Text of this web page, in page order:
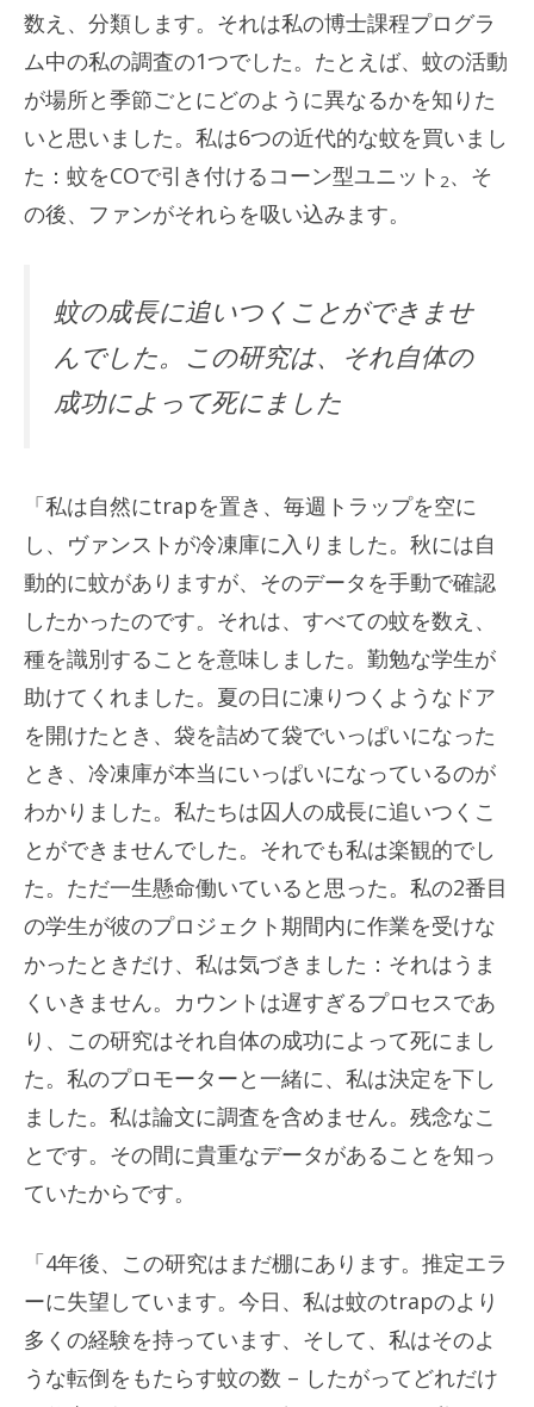
数え、分類します。それは私の博士課程プログラ
ム中の私の調査の1つでした。たとえば、蚊の活動
が場所と季節ごとにどのように異なるかを知りた
いと思いました。私は6つの近代的な蚊を買いまし
た：蚊をCOで引き付けるコーン型ユニット 2、そ
の後、ファンがそれらを吸い込みます。
蚊の成長に追いつくことができませ
んでした。この研究は、それ自体の
成功によって死にました
「私は自然にtrapを置き、毎週トラップを空に
し、ヴァンストが冷凍庫に入りました。秋には自
動的に蚊がありますが、そのデータを手動で確認
したかったのです。それは、すべての蚊を数え、
種を識別することを意味しました。勤勉な学生が
助けてくれました。夏の日に凍りつくようなドア
を開けたとき、袋を詰めて袋でいっぱいになった
とき、冷凍庫が本当にいっぱいになっているのが
わかりました。私たちは囚人の成長に追いつくこ
とができませんでした。それでも私は楽観的でし
た。ただ一生懸命働いていると思った。私の2番目
の学生が彼のプロジェクト期間内に作業を受けな
かったときだけ、私は気づきました：それはうま
くいきません。カウントは遅すぎるプロセスであ
り、この研究はそれ自体の成功によって死にまし
た。私のプロモーターと一緒に、私は決定を下し
ました。私は論文に調査を含めません。残念なこ
とです。その間に貴重なデータがあることを知っ
ていたからです。
「4年後、この研究はまだ棚にあります。推定エラ
ーに失望しています。今日、私は蚊のtrapのより
多くの経験を持っています、そして、私はそのよ
うな転倒をもたらす蚊の数 – したがってどれだけ